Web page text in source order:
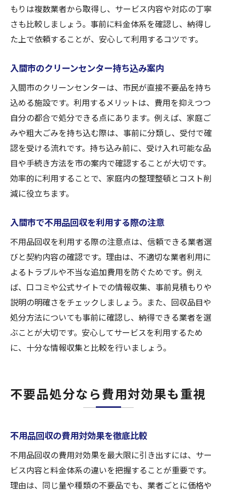
もりは複数業者から取得し、サービス内容や対応の丁寧
さも比較しましょう。事前に料金体系を確認し、納得し
た上で依頼することが、安心して利用するコツです。
入間市のクリーンセンター持ち込み案内
入間市のクリーンセンターは、市民が直接不要品を持ち
込める施設です。利用するメリットは、費用を抑えつつ
自分の都合で処分できる点にあります。例えば、家庭ご
みや粗大ごみを持ち込む際は、事前に分類し、受付で確
認を受ける流れです。持ち込み前に、受け入れ可能な品
目や手続き方法を市の案内で確認することが大切です。
効率的に利用することで、家庭内の整理整頓とコスト削
減に役立ちます。
入間市で不用品回収を利用する際の注意
不用品回収を利用する際の注意点は、信頼できる業者選
びと契約内容の確認です。理由は、不適切な業者利用に
よるトラブルや不当な追加費用を防ぐためです。例え
ば、口コミや公式サイトでの情報収集、事前見積もりや
説明の明確さをチェックしましょう。また、回収品目や
処分方法についても事前に確認し、納得できる業者を選
ぶことが大切です。安心してサービスを利用するため
に、十分な情報収集と比較を行いましょう。
不要品処分なら費用対効果も重視
不用品回収の費用対効果を徹底比較
不用品回収の費用対効果を最大限に引き出すには、サー
ビス内容と料金体系の違いを把握することが重要です。
理由は、同じ量や種類の不要品でも、業者ごとに価格や